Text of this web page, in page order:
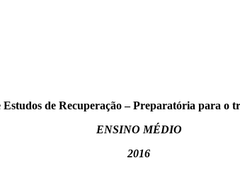
de Recuperação – Preparatória para o
ENSINO MÉDIO
2016